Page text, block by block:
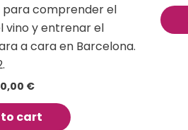
para comprender el
vino y entrenar el
a cara en Barcelona.
€
cart